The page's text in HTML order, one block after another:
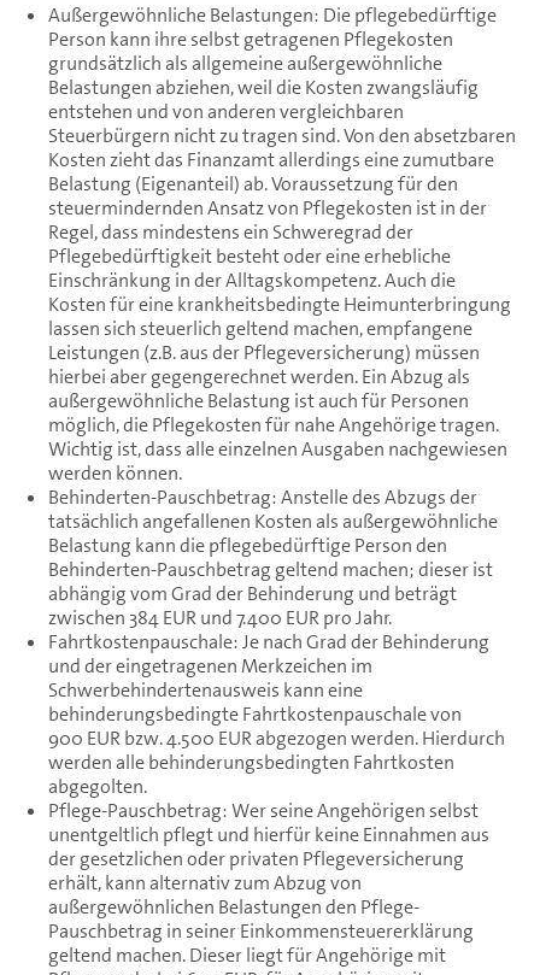
Außergewöhnliche Belastungen: Die pflegebedürftige
Person kann ihre selbst getragenen Pflegekosten
grundsätzlich als allgemeine außergewöhnliche
Belastungen abziehen, weil die Kosten zwangsläufig
entstehen und von anderen vergleichbaren
Steuerbürgern nicht zu tragen sind. Von den absetzbaren
Kosten zieht das Finanzamt allerdings eine zumutbare
Belastung (Eigenanteil) ab. Voraussetzung für den
steuermindernden Ansatz von Pflegekosten ist in der
Regel, dass mindestens ein Schweregrad der
Pflegebedürftigkeit besteht oder eine erhebliche
Einschränkung in der Alltagskompetenz. Auch die
Kosten für eine krankheitsbedingte Heimunterbringung
lassen sich steuerlich geltend machen, empfangene
Leistungen (z.B. aus der Pflegeversicherung) müssen
hierbei aber gegengerechnet werden. Ein Abzug als
außergewöhnliche Belastung ist auch für Personen
möglich, die Pflegekosten für nahe Angehörige tragen.
Wichtig ist, dass alle einzelnen Ausgaben nachgewiesen
werden können.
Behinderten-Pauschbetrag: Anstelle des Abzugs der
tatsächlich angefallenen Kosten als außergewöhnliche
Belastung kann die pflegebedürftige Person den
Behinderten-Pauschbetrag geltend machen; dieser ist
abhängig vom Grad der Behinderung und beträgt
zwischen 384 EUR und 7.400 EUR pro Jahr.
Fahrtkostenpauschale: Je nach Grad der Behinderung
und der eingetragenen Merkzeichen im
Schwerbehindertenausweis kann eine
behinderungsbedingte Fahrtkostenpauschale von
900 EUR bzw. 4.500 EUR abgezogen werden. Hierdurch
werden alle behinderungsbedingten Fahrtkosten
abgegolten.
Pflege-Pauschbetrag: Wer seine Angehörigen selbst
unentgeltlich pflegt und hierfür keine Einnahmen aus
der gesetzlichen oder privaten Pflegeversicherung
erhält, kann alternativ zum Abzug von
außergewöhnlichen Belastungen den Pflege-
Pauschbetrag in seiner Einkommensteuererklärung
geltend machen. Dieser liegt für Angehörige mit